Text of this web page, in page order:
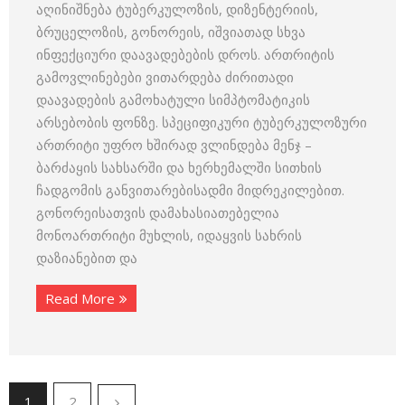
აღინიშნება ტუბერკულოზის, დიზენტერიის,
ბრუცელოზის, გონორეის, იშვიათად სხვა
ინფექციური დაავადებების დროს. ართრიტის
გამოვლინებები ვითარდება ძირითადი
დაავადების გამოხატული სიმპტომატიკის
არსებობის ფონზე. სპეციფიკური ტუბერკულოზური
ართრიტი უფრო ხშირად ვლინდება მენჯ –
ბარძაყის სახსარში და ხერხემალში სითხის
ჩადგომის განვითარებისადმი მიდრეკილებით.
გონორეისათვის დამახასიათებელია
მონოართრიტი მუხლის, იდაყვის სახრის
დაზიანებით და
Read More
1 2